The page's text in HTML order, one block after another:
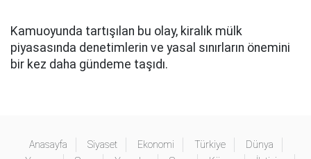
Kamuoyunda tartışılan bu olay, kiralık mülk
piyasasında denetimlerin ve yasal sınırların önemini
bir kez daha gündeme taşıdı.
Anasayfa Siyaset Ekonomi Türkiye
Dünya